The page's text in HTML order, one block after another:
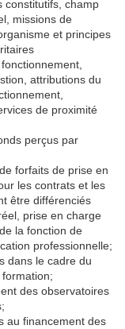
constitutifs, champ
missions de
et principes
attributions du
de proximité
perçus par
forfaits de prise en
les contrats et les
être différenciés
prise en charge
la fonction de
professionnelle;
dans le cadre du
des observatoires
au financement des